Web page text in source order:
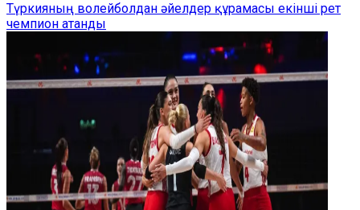
Түркияның волейболдан әйелдер құрамасы екінші рет
чемпион атанды